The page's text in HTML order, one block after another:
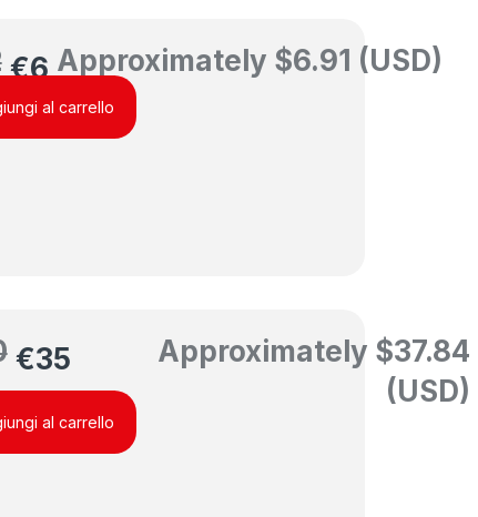
€6 Approximately $6.91 (USD)
al carrello
€35 Approximately $37.84
(USD)
al carrello